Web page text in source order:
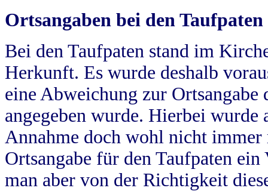
Ortsangaben bei den Taufpaten
Bei den Taufpaten stand im
Herkunft. Es wurde deshalb
eine Abweichung zur
angegeben wurde. Hierbei wurde
Annahme doch wohl nicht
Ortsangabe für den Taufpaten
man aber von der Richtigkeit